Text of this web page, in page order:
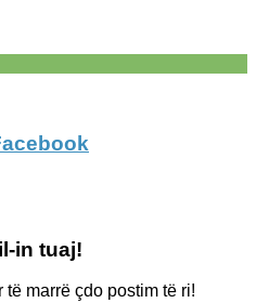
in tuaj!
marrë çdo postim të ri!